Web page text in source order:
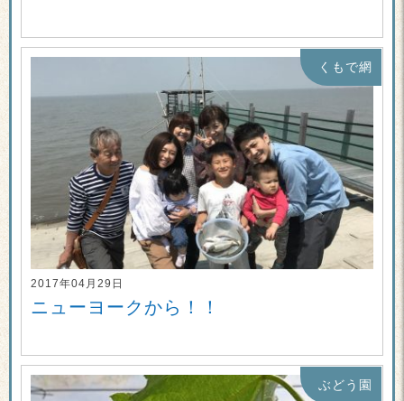
くもで網
2017年04月29日
ニューヨークから！！
ぶどう園